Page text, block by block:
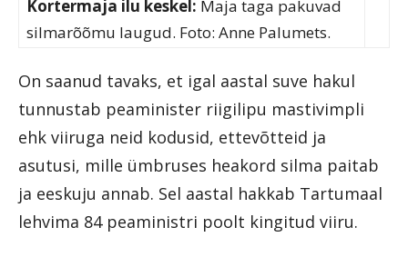
Kortermaja ilu keskel: Maja taga pakuvad
silmarõõmu laugud. Foto: Anne Palumets.
On saanud tavaks, et igal aastal suve hakul
tunnustab peaminister riigilipu mastivimpli
ehk viiruga neid kodusid, ettevõtteid ja
asutusi, mille ümbruses heakord silma paitab
ja eeskuju annab. Sel aastal hakkab Tartumaal
lehvima 84 peaministri poolt kingitud viiru.